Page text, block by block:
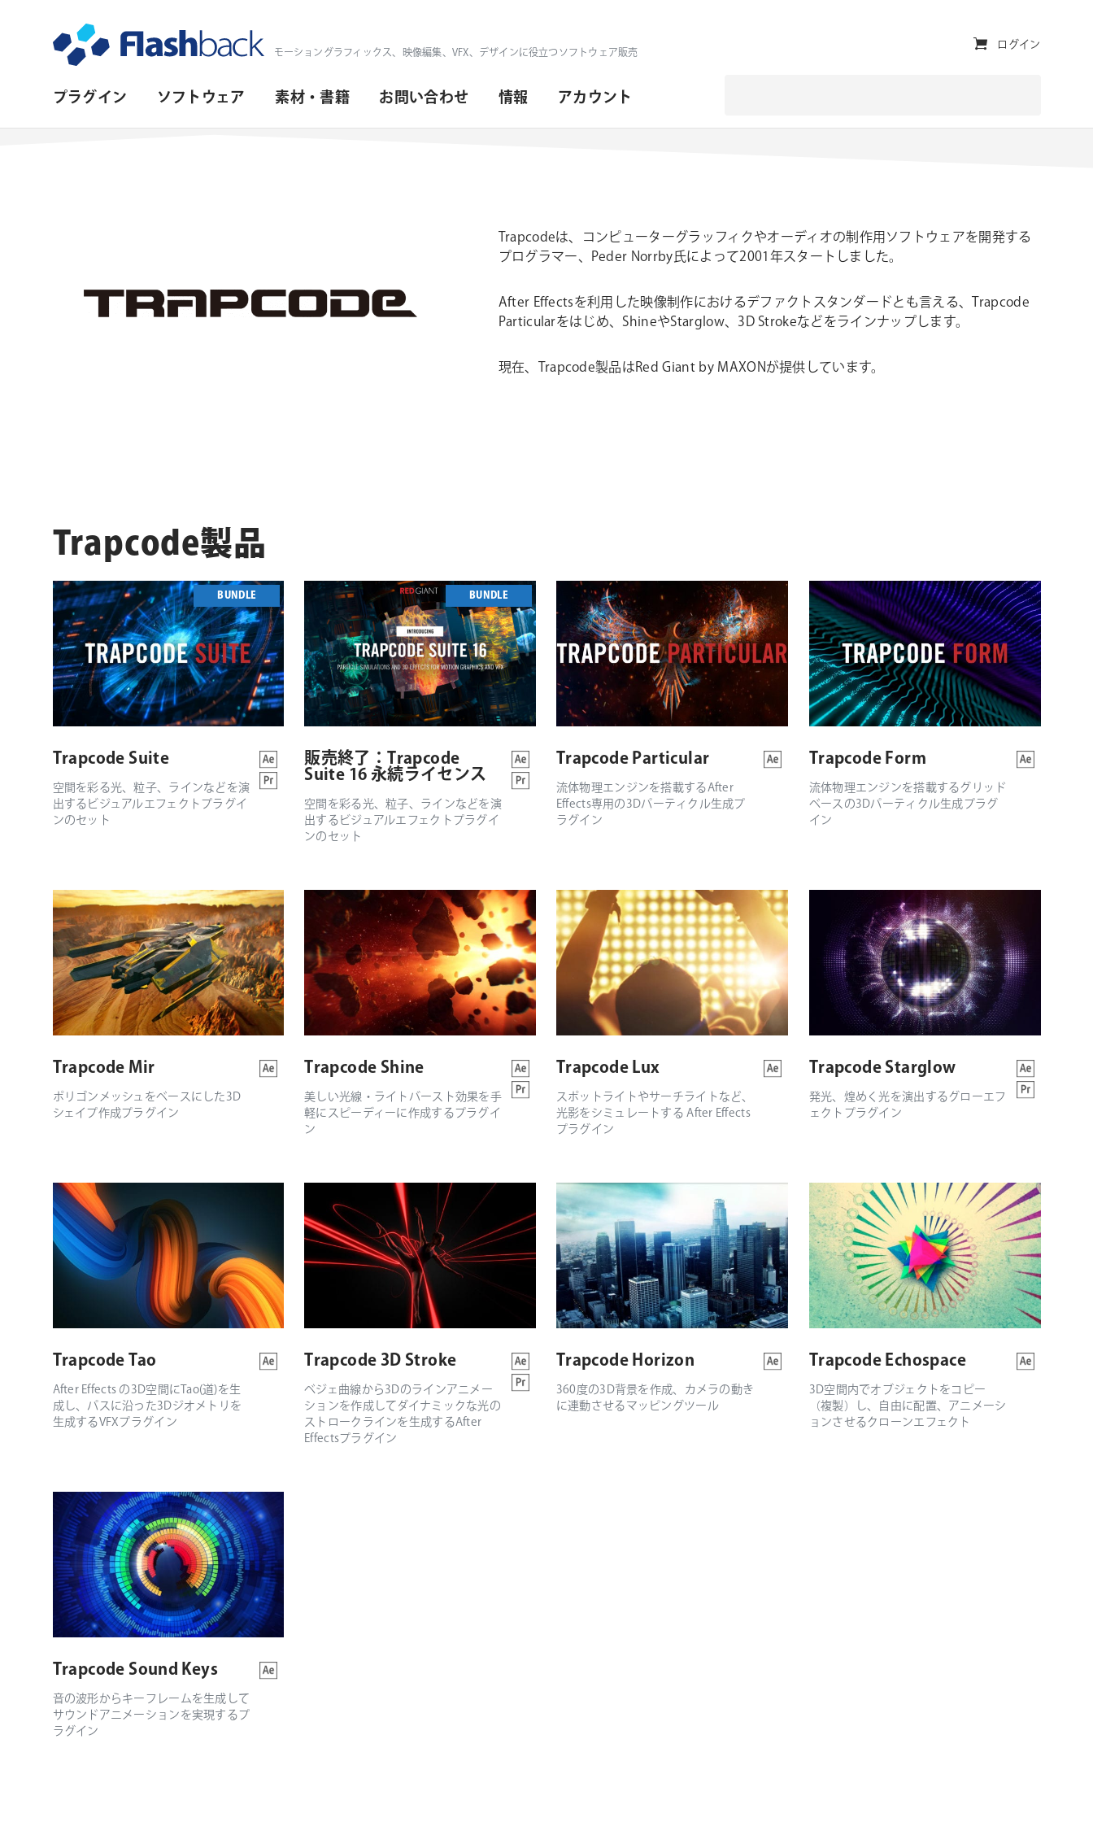
モーショングラフィックス、映像編集、VFX、デザインに役立つソフトウェア販売
プ
プラグイン ソフトウェア 素材・書籍 お問い合わせ 情報 アカウント
ユ
ィ
ィ・
ゲ
ログイン
Trapcodeは、コンピューターグラッフィクやオーディオの制作用ソフトウェアを開発する
プログラマー、Peder Norrby氏によって2001年スタートしました。
After Effectsを利用した映像制作におけるデファクトスタンダードとも言える、Trapcode
Particularをはじめ、ShineやStarglow、3D Strokeなどをラインナップします。
現在、Trapcode製品はRed Giant by MAXONが提供しています。
Trapcode製品
BUNDLE
Trapcode Suite
空間を彩る光、粒子、ラインなどを演
出するビジュアルエフェクトプラグイ
ンのセット
BUNDLE
販売終了：Trapcode
Suite 16 永続ライセンス
空間を彩る光、粒子、ラインなどを演
出するビジュアルエフェクトプラグイ
ンのセット
Trapcode Particular
流体物理エンジンを搭載するAfter
Effects専用の3Dパーティクル生成プ
ラグイン
Trapcode Form
流体物理エンジンを搭載するグリッド
ベースの3Dパーティクル生成プラグ
イン
Trapcode Mir
ポリゴンメッシュをベースにした3D
シェイプ作成プラグイン
Trapcode Shine
美しい光線・ライトバースト効果を手
軽にスピーディーに作成するプラグイ
ン
Trapcode Lux
スポットライトやサーチライトなど、
光影をシミュレートする After Effects
プラグイン
Trapcode Starglow
発光、煌めく光を演出するグローエフ
ェクトプラグイン
Trapcode Tao
After Effects の3D空間にTao(道)を生
成し、パスに沿った3Dジオメトリを
生成するVFXプラグイン
Trapcode 3D Stroke
ベジェ曲線から3Dのラインアニメー
ションを作成してダイナミックな光の
ストロークラインを生成するAfter
Effectsプラグイン
Trapcode Horizon
360度の3D背景を作成、カメラの動き
に連動させるマッピングツール
Trapcode Echospace
3D空間内でオブジェクトをコピー
（複製）し、自由に配置、アニメーシ
ョンさせるクローンエフェクト
Trapcode Sound Keys
音の波形からキーフレームを生成して
サウンドアニメーションを実現するプ
ラグイン